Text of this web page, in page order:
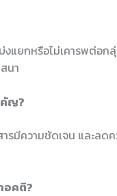
งแยกหรือไม่เคารพต่อ
นา
คัญ?
มีความชัดเจน และลดค
อคติ?